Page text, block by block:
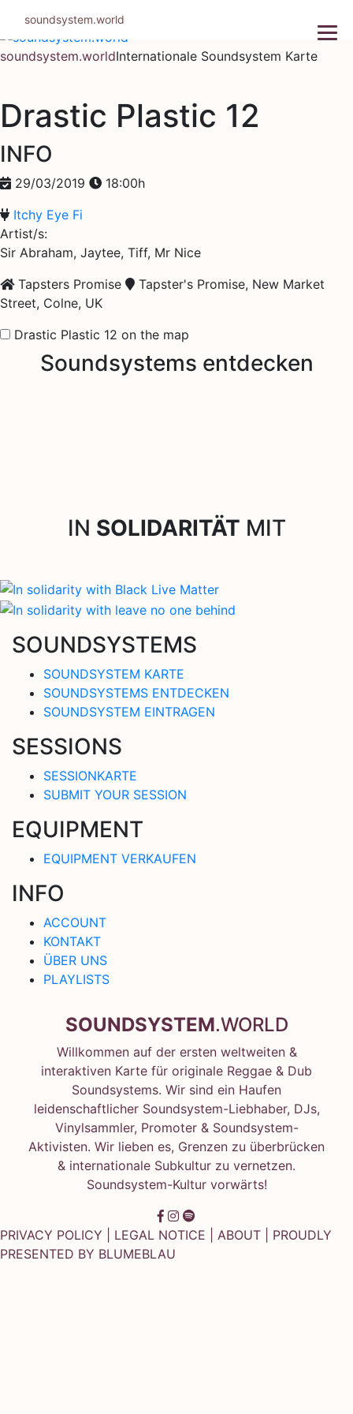
Inhalt
springen
soundsystem.worldInternationale Soundsystem Karte
Drastic Plastic 12
INFO
29/03/2019
18:00h
Itchy Eye Fi
Artist/s:
Sir Abraham, Jaytee, Tiff, Mr Nice
Tapsters Promise
Tapster's Promise, New Market
Street, Colne, UK
Drastic Plastic 12 on the map
Soundsystems entdecken
IN SOLIDARITÄT MIT
SOUNDSYSTEMS
SOUNDSYSTEM KARTE
SOUNDSYSTEMS ENTDECKEN
SOUNDSYSTEM EINTRAGEN
SESSIONS
SESSIONKARTE
SUBMIT YOUR SESSION
EQUIPMENT
EQUIPMENT VERKAUFEN
INFO
ACCOUNT
KONTAKT
ÜBER UNS
PLAYLISTS
SOUNDSYSTEM.WORLD
Willkommen auf der ersten weltweiten &
interaktiven Karte für originale Reggae & Dub
Soundsystems. Wir sind ein Haufen
leidenschaftlicher Soundsystem-Liebhaber, DJs,
Vinylsammler, Promoter & Soundsystem-
Aktivisten. Wir lieben es, Grenzen zu überbrücken
& internationale Subkultur zu vernetzen.
Soundsystem-Kultur vorwärts!
PRIVACY POLICY LEGAL NOTICE ABOUT | PROUDLY
PRESENTED BY BLUMEBLAU
soundsystem.world